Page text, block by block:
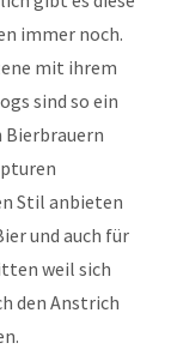
immer noch.
mit ihrem
sind so ein
Bierbrauern
Stil anbieten
und auch für
weil sich
den Anstrich